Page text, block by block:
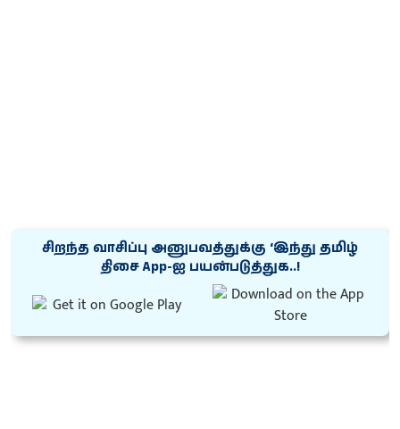
சிறந்த வாசிப்பு அனுபவத்துக்கு ‘இந்து தமிழ்
திசை App-ஐ பயன்படுத்துக..!